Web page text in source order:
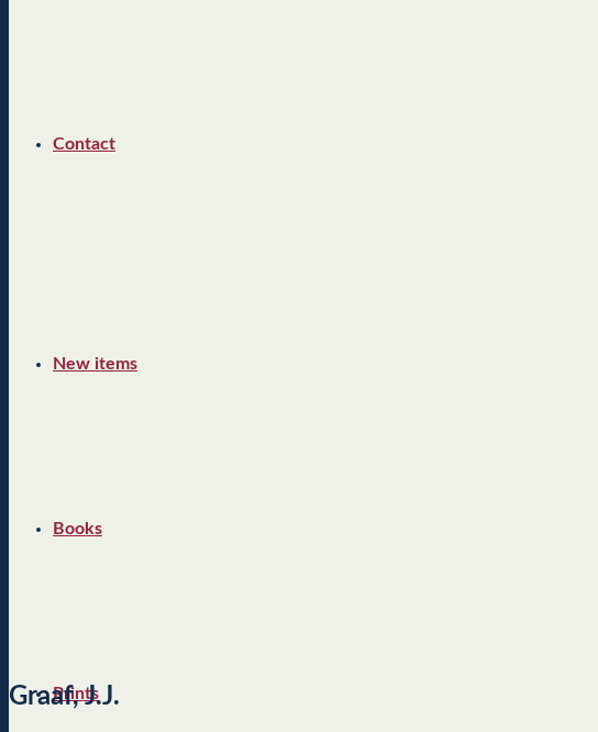
Contact
New items
Books
Prints
Graaf, J.J.